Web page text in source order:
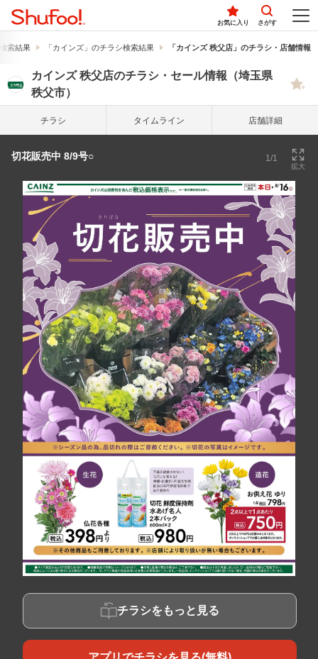
お気に入り さがす
索結果 「カインズ」のチラシ検索結果 「カインズ 秩父店」のチラシ・店舗情報
カインズ 秩父店のチラシ・セール情報（埼玉県
秩父市）
チラシ タイム ライン 店舗詳細
切花販売中 8/9号○ 1/1
拡大
チラシをもっと見る